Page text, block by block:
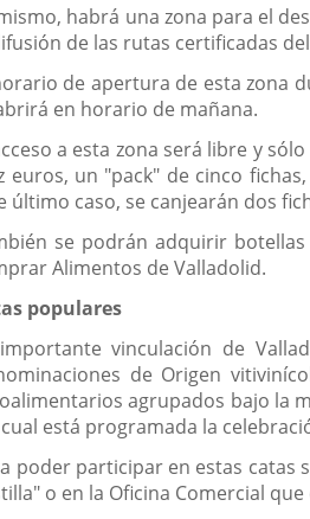
habrá una zona para el
de las rutas certificadas
de apertura de esta zona
en horario de mañana.
a esta zona será libre y
euros, un "pack" de cinco
último caso, se canjearán dos
se podrán adquirir
Alimentos de Valladolid.
populares
vinculación de
de Origen
agrupados bajo la
está programada la
poder participar en estas catas
o en la Oficina Comercial